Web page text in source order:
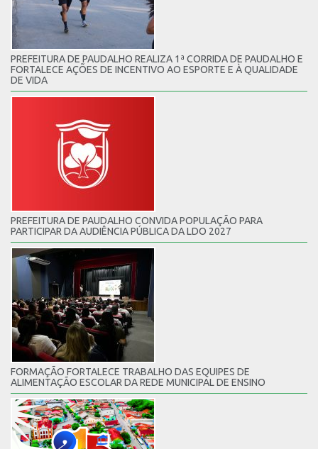
PREFEITURA DE PAUDALHO REALIZA 1ª CORRIDA DE PAUDALHO E
FORTALECE AÇÕES DE INCENTIVO AO ESPORTE E À QUALIDADE
DE VIDA
PREFEITURA DE PAUDALHO CONVIDA POPULAÇÃO PARA
PARTICIPAR DA AUDIÊNCIA PÚBLICA DA LDO 2027
FORMAÇÃO FORTALECE TRABALHO DAS EQUIPES DE
ALIMENTAÇÃO ESCOLAR DA REDE MUNICIPAL DE ENSINO